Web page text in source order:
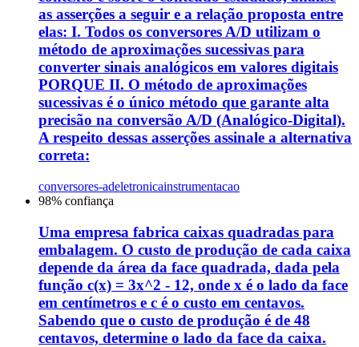
as asserções a seguir e a relação proposta entre
elas: I. Todos os conversores A/D utilizam o
método de aproximações sucessivas para
converter sinais analógicos em valores digitais
PORQUE II. O método de aproximações
sucessivas é o único método que garante alta
precisão na conversão A/D (Analógico-Digital).
A respeito dessas asserções assinale a alternativa
correta:
conversores-adeletronicainstrumentacao
98% confiança
Uma empresa fabrica caixas quadradas para
embalagem. O custo de produção de cada caixa
depende da área da face quadrada, dada pela
função c(x) = 3x^2 - 12, onde x é o lado da face
em centímetros e c é o custo em centavos.
Sabendo que o custo de produção é de 48
centavos, determine o lado da face da caixa.